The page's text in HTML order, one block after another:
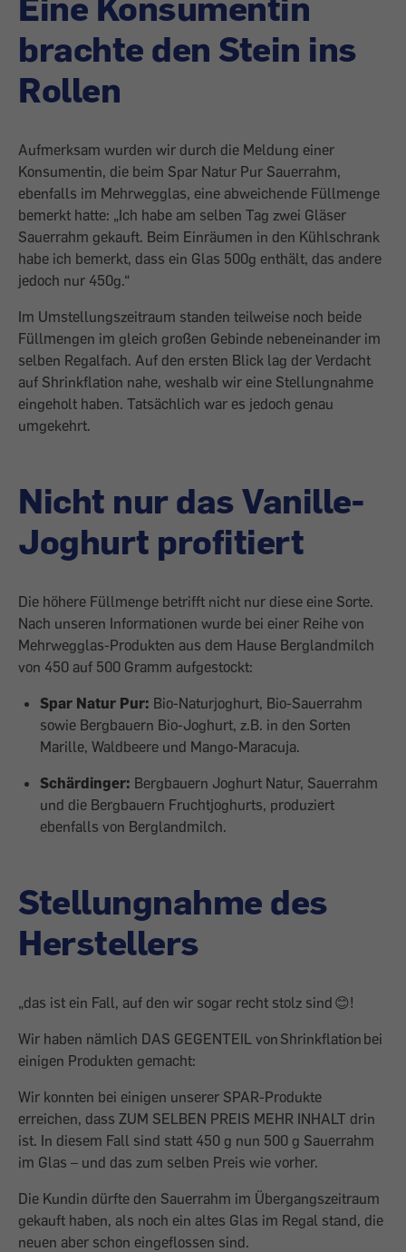
brachte den Stein ins
Rollen
Aufmerksam wurden wir durch die Meldung einer
Konsumentin, die beim Spar Natur Pur Sauerrahm,
ebenfalls im Mehrwegglas, eine abweichende Füllmenge
bemerkt hatte: „Ich habe am selben Tag zwei Gläser
Sauerrahm gekauft. Beim Einräumen in den Kühlschrank
habe ich bemerkt, dass ein Glas 500g enthält, das andere
jedoch nur 450g.“
Im Umstellungszeitraum standen teilweise noch beide
Füllmengen im gleich großen Gebinde nebeneinander im
selben Regalfach. Auf den ersten Blick lag der Verdacht
auf Shrinkflation nahe, weshalb wir eine Stellungnahme
eingeholt haben. Tatsächlich war es jedoch genau
umgekehrt.
Nicht nur das Vanille-
Joghurt profitiert
Die höhere Füllmenge betrifft nicht nur diese eine Sorte.
Nach unseren Informationen wurde bei einer Reihe von
Mehrwegglas-Produkten aus dem Hause Berglandmilch
von 450 auf 500 Gramm aufgestockt:
Spar Natur Pur: Bio-Naturjoghurt, Bio-Sauerrahm
sowie Bergbauern Bio-Joghurt, z.B. in den Sorten
Marille, Waldbeere und Mango-Maracuja.
Schärdinger: Bergbauern Joghurt Natur, Sauerrahm
und die Bergbauern Fruchtjoghurts, produziert
ebenfalls von Berglandmilch.
Stellungnahme des
Herstellers
„das ist ein Fall, auf den wir sogar recht stolz sind 😊!
Wir haben nämlich DAS GEGENTEIL von Shrinkflation bei
einigen Produkten gemacht:
Wir konnten bei einigen unserer SPAR-Produkte
erreichen, dass ZUM SELBEN PREIS MEHR INHALT drin
ist. In diesem Fall sind statt 450 g nun 500 g Sauerrahm
im Glas – und das zum selben Preis wie vorher.
Die Kundin dürfte den Sauerrahm im Übergangszeitraum
gekauft haben, als noch ein altes Glas im Regal stand, die
neuen aber schon eingeflossen sind.